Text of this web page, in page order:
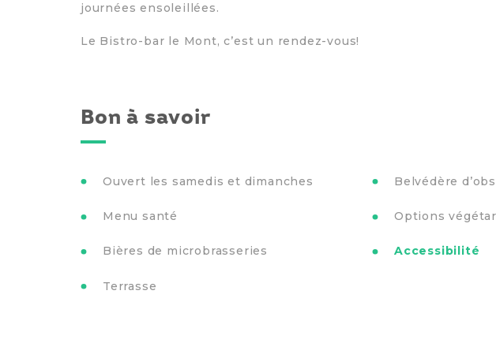
journées ensoleillées.
Le Bistro-bar le Mont, c’est un rendez-vous!
Bon à savoir
Ouvert les samedis et dimanches
Menu santé
Bières de microbrasseries
Terrasse
Belvédère
Options
Accessibilité